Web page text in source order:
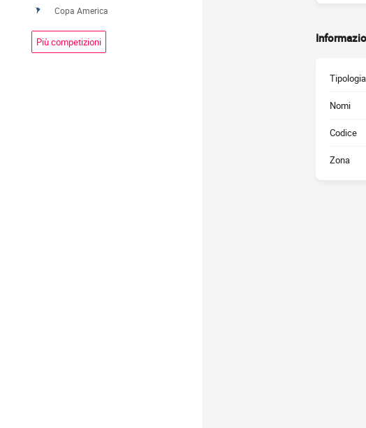
Copa America
Più competizioni
Tipologia
Nomi
Codice
Zona